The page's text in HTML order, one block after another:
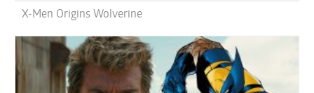
X-Men Origins Wolverine